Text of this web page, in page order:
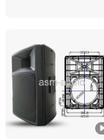
Ningbo ASM
Zhejiang, China